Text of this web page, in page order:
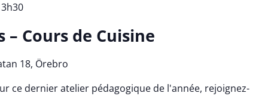
– Cours de Cuisine
18, Örebro
ce dernier atelier pédagogique de l'année, rejoignez-